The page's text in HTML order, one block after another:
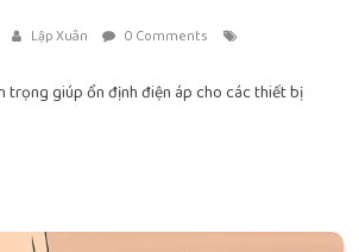
Lập Xuân
0 Comments
trọng giúp ổn định điện áp cho các thiết bị